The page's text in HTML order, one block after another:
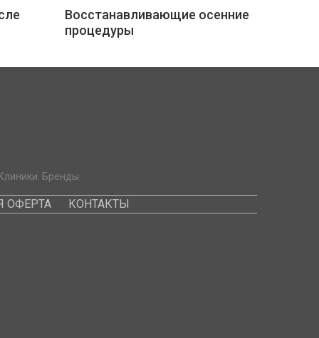
Восстанавливающие осенние
процедуры
Бренды.
ОФЕРТА КОНТАКТЫ